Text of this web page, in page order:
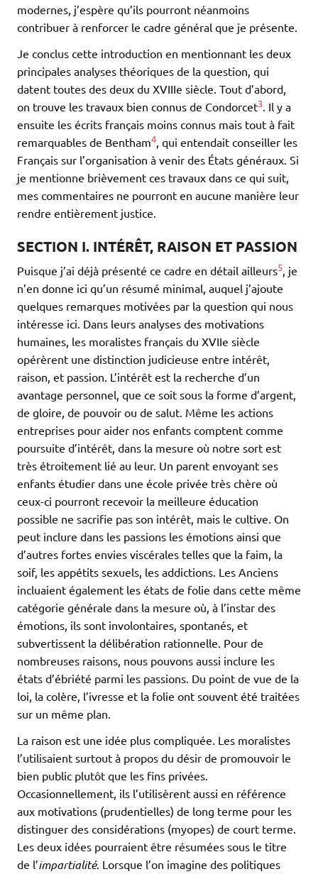
modernes, j’espère qu’ils pourront néanmoins
contribuer à renforcer le cadre général que je présente.
Je conclus cette introduction en mentionnant les deux
principales analyses théoriques de la question, qui
datent toutes des deux du XVIIIe siècle. Tout d’abord,
on trouve les travaux bien connus de Condorcet3. Il y a
ensuite les écrits français moins connus mais tout à fait
remarquables de Bentham4, qui entendait conseiller les
Français sur l’organisation à venir des États généraux. Si
je mentionne brièvement ces travaux dans ce qui suit,
mes commentaires ne pourront en aucune manière leur
rendre entièrement justice.
SECTION I. INTÉRÊT, RAISON ET PASSION
Puisque j’ai déjà présenté ce cadre en détail ailleurs5, je
n’en donne ici qu’un résumé minimal, auquel j’ajoute
quelques remarques motivées par la question qui nous
intéresse ici. Dans leurs analyses des motivations
humaines, les moralistes français du XVIIe siècle
opérèrent une distinction judicieuse entre intérêt,
raison, et passion. L’intérêt est la recherche d’un
avantage personnel, que ce soit sous la forme d’argent,
de gloire, de pouvoir ou de salut. Même les actions
entreprises pour aider nos enfants comptent comme
poursuite d’intérêt, dans la mesure où notre sort est
très étroitement lié au leur. Un parent envoyant ses
enfants étudier dans une école privée très chère où
ceux-ci pourront recevoir la meilleure éducation
possible ne sacrifie pas son intérêt, mais le cultive. On
peut inclure dans les passions les émotions ainsi que
d’autres fortes envies viscérales telles que la faim, la
soif, les appétits sexuels, les addictions. Les Anciens
incluaient également les états de folie dans cette même
catégorie générale dans la mesure où, à l’instar des
émotions, ils sont involontaires, spontanés, et
subvertissent la délibération rationnelle. Pour de
nombreuses raisons, nous pouvons aussi inclure les
états d’ébriété parmi les passions. Du point de vue de la
loi, la colère, l’ivresse et la folie ont souvent été traitées
sur un même plan.
La raison est une idée plus compliquée. Les moralistes
l’utilisaient surtout à propos du désir de promouvoir le
bien public plutôt que les fins privées.
Occasionnellement, ils l’utilisèrent aussi en référence
aux motivations (prudentielles) de long terme pour les
distinguer des considérations (myopes) de court terme.
Les deux idées pourraient être résumées sous le titre
de l’impartialité. Lorsque l’on imagine des politiques